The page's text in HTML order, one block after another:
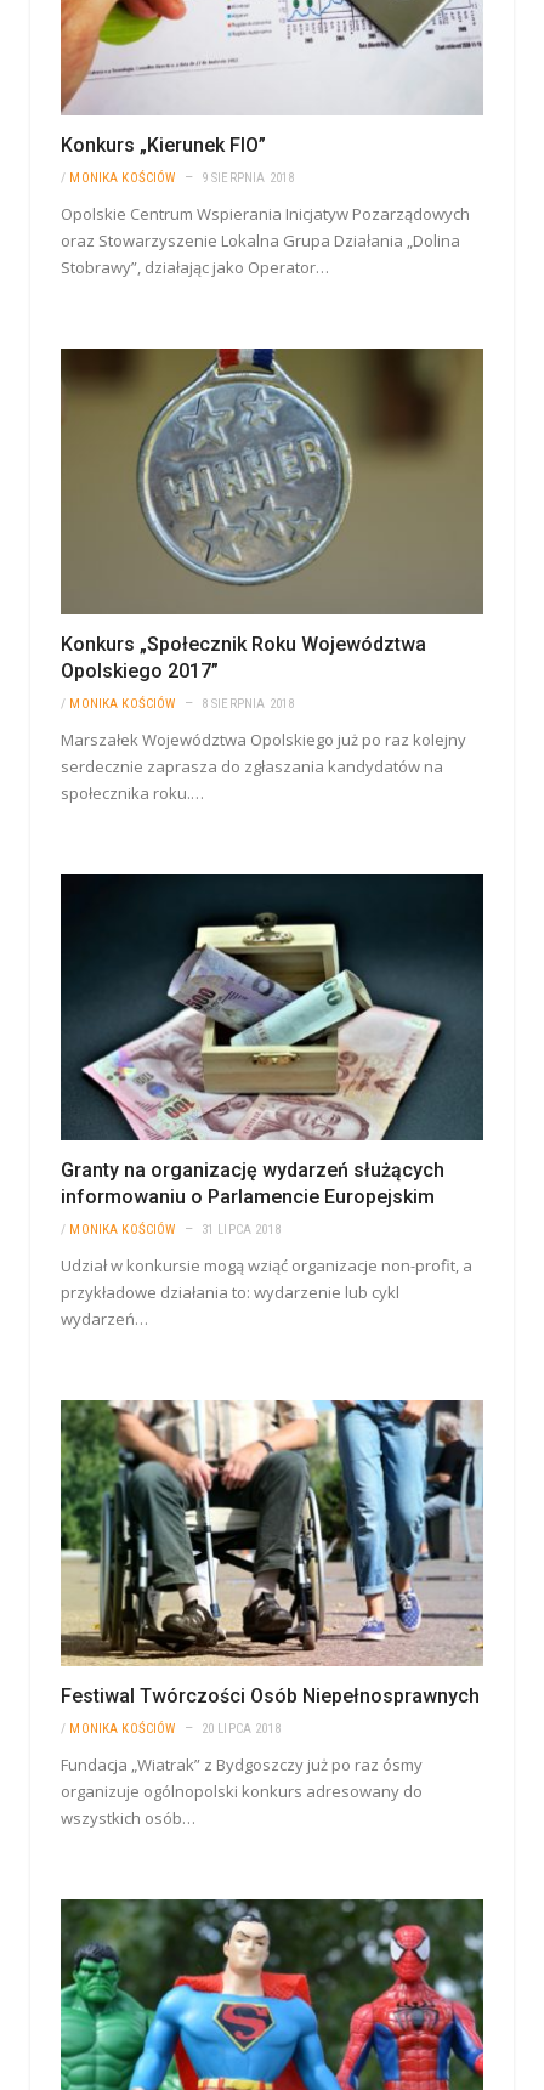
Konkurs „Kierunek FIO”
/ MONIKA KOŚCIÓW 9 SIERPNIA 2018
Opolskie Centrum Wspierania Inicjatyw Pozarządowych
oraz Stowarzyszenie Lokalna Grupa Działania „Dolina
Stobrawy”, działając jako Operator…
Konkurs „Społecznik Roku Województwa
Opolskiego 2017”
/ MONIKA KOŚCIÓW 8 SIERPNIA 2018
Marszałek Województwa Opolskiego już po raz kolejny
serdecznie zaprasza do zgłaszania kandydatów na
społecznika roku.…
Granty na organizację wydarzeń służących
informowaniu o Parlamencie Europejskim
/ MONIKA KOŚCIÓW 31 LIPCA 2018
Udział w konkursie mogą wziąć organizacje non-profit, a
przykładowe działania to: wydarzenie lub cykl
wydarzeń…
Festiwal Twórczości Osób Niepełnosprawnych
/ MONIKA KOŚCIÓW 20 LIPCA 2018
Fundacja „Wiatrak” z Bydgoszczy już po raz ósmy
organizuje ogólnopolski konkurs adresowany do
wszystkich osób…